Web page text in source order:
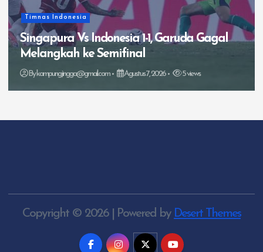
Timnas Indonesia
Singapura Vs Indonesia 1-1, Garuda Gagal
Melangkah ke Semifinal
Bykampungjingga@gmail.com Agustus 7, 2026 5 views
Copyright © 2026 | Powered by Desert Themes